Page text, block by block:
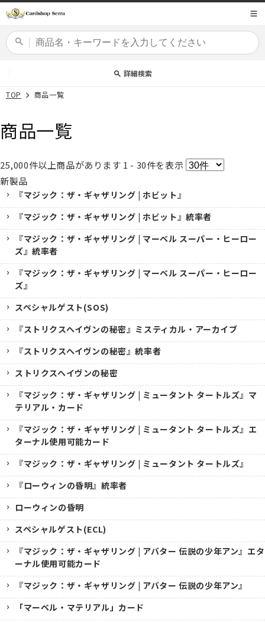
ンツに
詳細検索
商品コード
カードセット
TOP 商品一覧
商品一覧
25,000件以上商品があります 1 - 30件を表示
新製品
『マジック：ザ・ギャザリング | ホビット』
『マジック：ザ・ギャザリング | ホビット』統率者
『マジック：ザ・ギャザリング | マーベル スーパー・ヒーロー
ズ』統率者
『マジック：ザ・ギャザリング | マーベル スーパー・ヒーロー
ズ』
スペシャルゲスト(SOS)
『ストリクスヘイヴンの秘密』ミスティカル・アーカイブ
『ストリクスヘイヴンの秘密』統率者
ストリクスヘイヴンの秘密
『マジック：ザ・ギャザリング | ミュータント タートルズ』マ
テリアル・カード
『マジック：ザ・ギャザリング | ミュータント タートルズ』エ
ターナル使用可能カード
『マジック：ザ・ギャザリング | ミュータント タートルズ』
『ローウィンの昏明』統率者
ローウィンの昏明
スペシャルゲスト(ECL)
『マジック：ザ・ギャザリング | アバター 伝説の少年アン』エタ
ーナル使用可能カード
『マジック：ザ・ギャザリング | アバター 伝説の少年アン』
「マーベル・マテリアル」カード